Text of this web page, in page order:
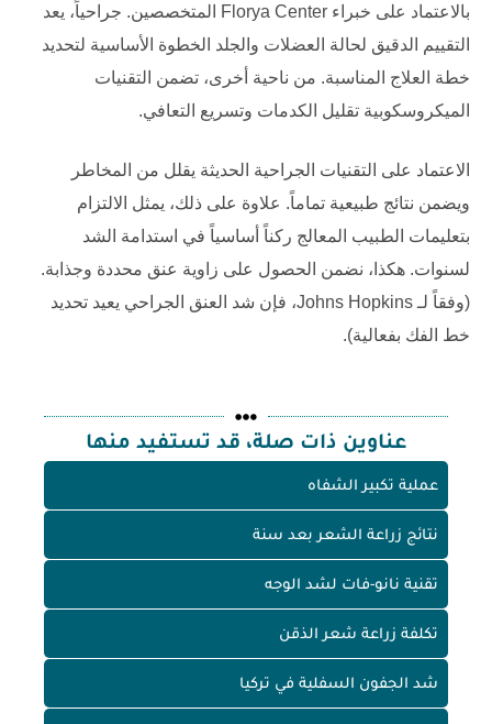
بالاعتماد على خبراء Florya Center
المتخصصين. جراحياً، يعد
التقييم الدقيق لحالة العضلات والجلد الخطوة الأساسية لتحديد
خطة العلاج المناسبة. من ناحية أخرى، تضمن التقنيات
الميكروسكوبية تقليل الكدمات وتسريع التعافي.
الاعتماد على التقنيات الجراحية الحديثة يقلل من المخاطر
ويضمن نتائج طبيعية تماماً. علاوة على ذلك، يمثل الالتزام
بتعليمات الطبيب المعالج ركناً أساسياً في استدامة الشد
لسنوات. هكذا، نضمن الحصول على زاوية عنق محددة وجذابة.
(وفقاً لـ Johns Hopkins، فإن شد العنق الجراحي يعيد تحديد
خط الفك بفعالية).
عناوين ذات صلة، قد تستفيد منها
عملية تكبير الشفاه
نتائج زراعة الشعر بعد سنة
تقنية نانو-فات لشد الوجه
تكلفة زراعة شعر الذقن
شد الجفون السفلية في تركيا